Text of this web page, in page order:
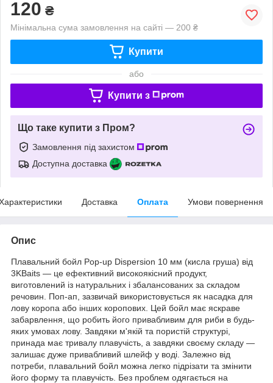
120 ₴
Мінімальна сума замовлення на сайті — 200 ₴
Купити
або
Купити з
Що таке купити з Пром?
Замовлення під захистом
Доступна доставка
Доставка Оплата Умови повернення
Опис
Плавальний бойл Pop-up Dispersion 10 мм (кисла груша) від
3KBaits — це ефективний високоякісний продукт,
виготовлений із натуральних і збалансованих за складом
речовин. Поп-ап, зазвичай використовується як насадка для
лову коропа або інших коропових. Цей бойл має яскраве
забарвлення, що робить його привабливим для риби в будь-
яких умовах лову. Завдяки м'якій та пористій структурі,
принада має тривалу плавучість, а завдяки своєму складу —
залишає дуже привабливий шлейф у воді. Залежно від
потреби, плавальний бойл можна легко підрізати та змінити
його форму та плавучість. Без проблем одягається на